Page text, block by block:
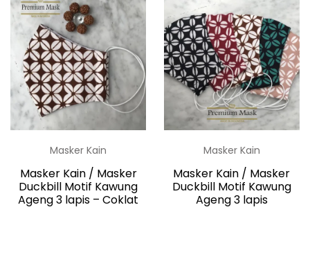
Masker Kain
Masker Kain / Masker
Duckbill Motif Kawung
Ageng 3 lapis – Coklat
Masker Kain
Masker Kain / Masker
Duckbill Motif Kawung
Ageng 3 lapis